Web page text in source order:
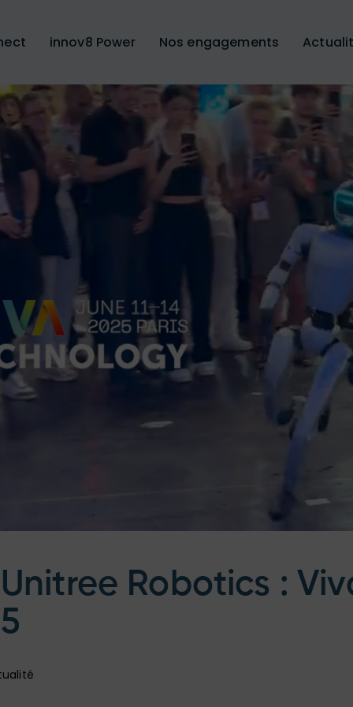
innov8 Power Nos engagements
Robotics :